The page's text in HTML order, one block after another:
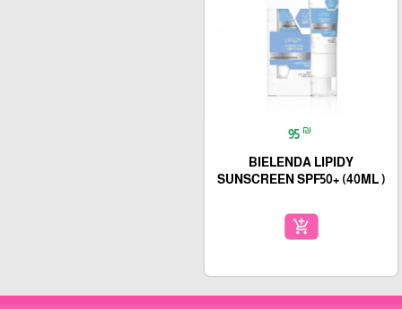
95 ₪
BIELENDA LIPIDY
SUNSCREEN SPF50+ (40ML )
add_shopping_cart